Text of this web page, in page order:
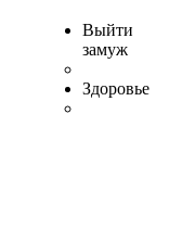
Выйти
замуж
Здоровье